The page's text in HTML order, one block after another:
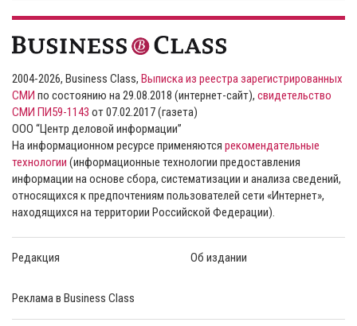
2004-2026, Business Class, Выписка из реестра зарегистрированных
СМИ по состоянию на 29.08.2018 (интернет-сайт), свидетельство
СМИ ПИ59-1143 от 07.02.2017 (газета)
ООО “Центр деловой информации”
На информационном ресурсе применяются рекомендательные
технологии (информационные технологии предоставления
информации на основе сбора, систематизации и анализа сведений,
относящихся к предпочтениям пользователей сети «Интернет»,
находящихся на территории Российской Федерации).
Редакция Об издании
Реклама в Business Class